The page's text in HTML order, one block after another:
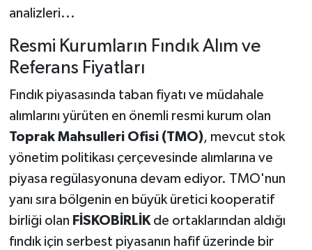
analizleri...
Resmi Kurumların Fındık Alım ve
Referans Fiyatları
Fındık piyasasında taban fiyatı ve müdahale
alımlarını yürüten en önemli resmi kurum olan
Toprak Mahsulleri Ofisi (TMO), mevcut stok
yönetim politikası çerçevesinde alımlarına ve
piyasa regülasyonuna devam ediyor. TMO'nun
yanı sıra bölgenin en büyük üretici kooperatif
birliği olan FİSKOBİRLİKde ortaklarından aldığı
fındık için serbest piyasanın hafif üzerinde bir